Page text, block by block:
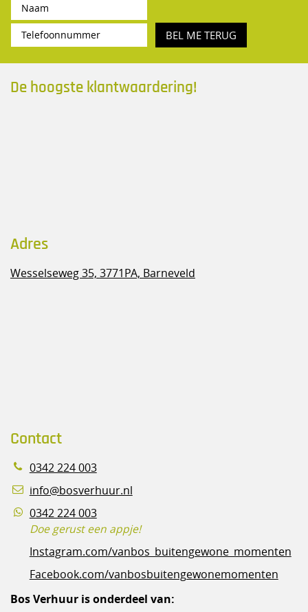
BEL ME TERUG
De hoogste klantwaardering!
Adres
Wesselseweg 35, 3771PA, Barneveld
Contact
0342 224 003
info@bosverhuur.nl
0342 224 003
Doe gerust een appje!
Instagram.com/vanbos_buitengewone_momenten
Facebook.com/vanbosbuitengewonemomenten
Bos Verhuur is onderdeel van: